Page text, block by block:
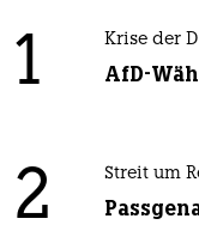
1 Krise der
AfD-
2 Streit um